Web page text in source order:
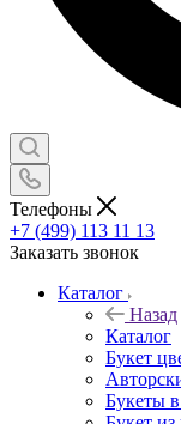
Телефоны
+7 (499) 113 11 13
Заказать звонок
Каталог
Назад
Каталог
Букет
Букеты